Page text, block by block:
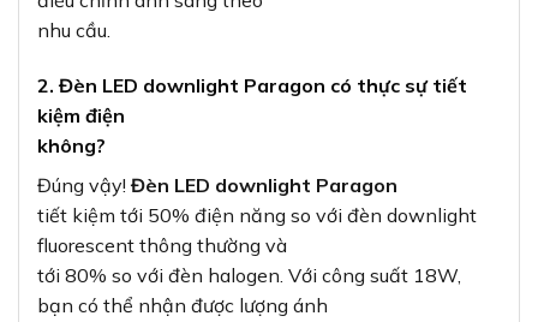
nhu cầu.
2. Đèn LED downlight Paragon có thực sự tiết
kiệm điện
không?
Đúng vậy! Đèn LED downlight Paragon
tiết kiệm tới 50% điện năng so với đèn downlight
fluorescent thông thường và
tới 80% so với đèn halogen. Với công suất 18W,
bạn có thể nhận được lượng ánh